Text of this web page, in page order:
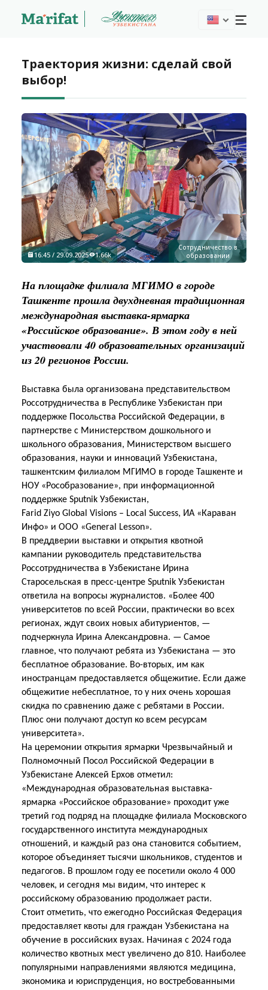
Траектория жизни: сделай свой
выбор!
Сотрудничество в
образовании
16:45 / 29.09.2025 1.66k
На площадке филиала МГИМО в городе
Ташкенте прошла двухдневная традиционная
международная выставка-ярмарка
«Российское образование». В этом году в ней
участвовали 40 образовательных организаций
из 20 регионов России.
Выставка была организована представительством
Россотрудничества в Республике Узбекистан при
поддержке Посольства Российской Федерации, в
партнерстве с Министерством дошкольного и
школьного образования, Министерством высшего
образования, науки и инноваций Узбекистана,
ташкентским филиалом МГИМО в городе Ташкенте и
НОУ «Рособразование», при информационной
поддержке Sputnik Узбекистан,
Farid Ziyo Global Visions – Local Success, ИА «Караван
Инфо» и ООО «General Lesson».
В преддверии выставки и открытия квотной
кампании руководитель представительства
Россотрудничества в Узбекистане Ирина
Старосельская в пресс-центре Sputnik Узбекистан
ответила на вопросы журналистов. «Более 400
университетов по всей России, практически во всех
регионах, ждут своих новых абитуриентов, —
подчеркнула Ирина Александровна. — Самое
главное, что получают ребята из Узбекистана — это
бесплатное образование. Во-вторых, им как
иностранцам предоставляется общежитие. Если даже
общежитие небесплатное, то у них очень хорошая
скидка по сравнению даже с ребятами в России.
Плюс они получают доступ ко всем ресурсам
университета».
На церемонии открытия ярмарки Чрезвычайный и
Полномочный Посол Российской Федерации в
Узбекистане Алексей Ерхов отметил:
«Международная образовательная выставка-
ярмарка «Российское образование» проходит уже
третий год подряд на площадке филиала Московского
государственного института международных
отношений, и каждый раз она становится событием,
которое объединяет тысячи школьников, студентов и
педагогов. В прошлом году ее посетили около 4 000
человек, и сегодня мы видим, что интерес к
российскому образованию продолжает расти.
Стоит отметить, что ежегодно Российская Федерация
предоставляет квоты для граждан Узбекистана на
обучение в российских вузах. Начиная с 2024 года
количество квотных мест увеличено до 810. Наиболее
популярными направлениями являются медицина,
экономика и юриспруденция, но востребованными